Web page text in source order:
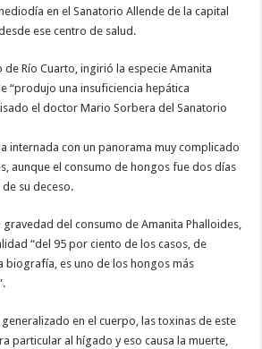
en el Sanatorio Allende de la capital
ese centro de salud.
Río Cuarto, ingirió la especie Amanita
“produjo una insuficiencia hepática
el doctor Mario Sorbera del Sanatorio
internada con un panorama muy complicado
aunque el consumo de hongos fue dos días
su deceso.
del consumo de Amanita Phalloides,
“del 95 por ciento de los casos, de
biografía, es uno de los hongos más
en el cuerpo, las toxinas de este
particular al hígado y eso causa la muerte,